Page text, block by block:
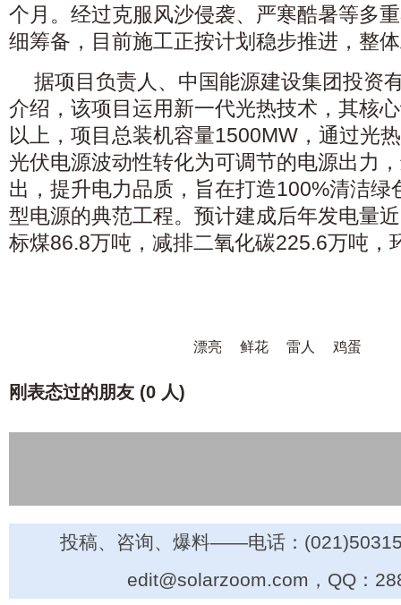
个月。经过克服风沙侵袭、严寒酷暑等多
细筹备，目前施工正按计划稳步推进，整
据项目负责人、中国能源建设集团投资
介绍，该项目运用新一代光热技术，其核
以上，项目总装机容量1500MW，通过光
光伏电源波动性转化为可调节的电源出力
出，提升电力品质，旨在打造100%清洁绿
型电源的典范工程。预计建成后年发电量
标煤86.8万吨，减排二氧化碳225.6万吨，
漂亮 鲜花 雷人 鸡蛋
刚表态过的朋友 (0 人)
投稿、咨询、爆料——电话：
edit@solarzoom.com，QQ：